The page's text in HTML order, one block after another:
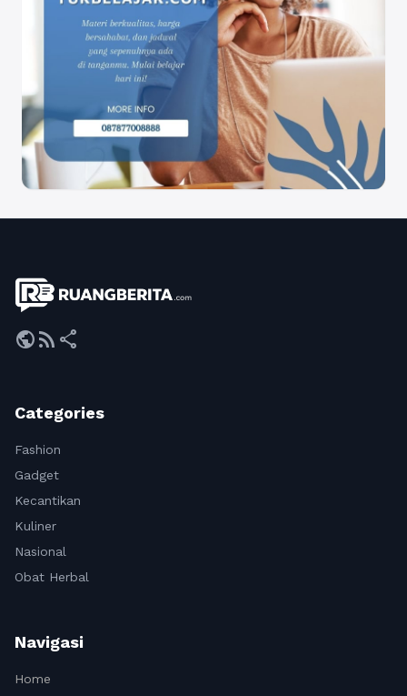
publicrss_feed share
Categories
Fashion
Gadget
Kecantikan
Kuliner
Nasional
Obat Herbal
Navigasi
Home